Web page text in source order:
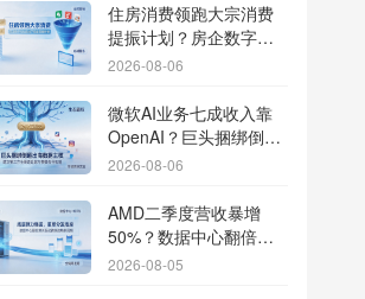
住房消费领跑大宗消费
提振计划？房企数字化
转型加速线下场景智能
2026-08-06
微软AI业务七成收入靠
OpenAI？巨头捆绑倒逼
出海App独立追踪全渠道
2026-08-06
AMD二季度营收暴增
50%？数据中心翻倍增
长驱动跨端分发新底座
2026-08-05